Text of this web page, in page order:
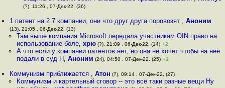
(?), 11:26 , 07-Дек-22, (36)
1 патент на 2 7 компании, они что друг друга поровозят ,Аноним
(13), 21:05 , 06-Дек-22, (13)
Там выше компания Microsoft передала участникам OIN право на
использование боле, хрю(?), 21:09 , 06-Дек-22, (14) +2
А что если у компании патентов нет, но она не хочет чтобы на неё
подали в суд Н, Аноним (24), 04:50 , 07-Дек-22, (25) +1
Коммунизм приближается ,Атон (?), 09:14 , 07-Дек-22, (27)
Коммунизм и картельный сговор -- это всё таки разные вещи Ну